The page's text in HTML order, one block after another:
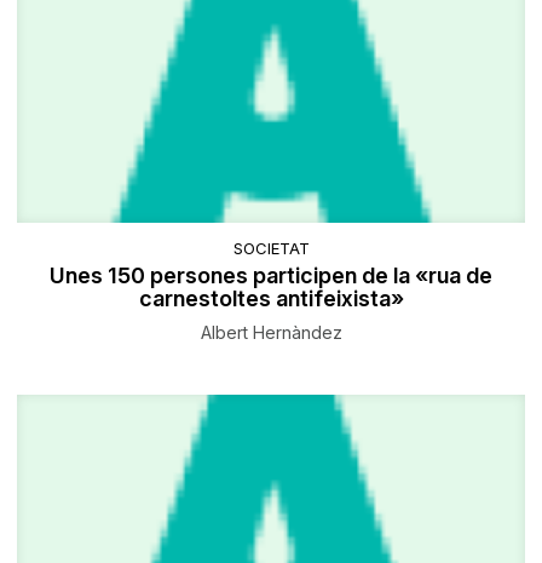
SOCIETAT
Unes 150 persones participen de la «rua de
carnestoltes antifeixista»
Albert Hernàndez